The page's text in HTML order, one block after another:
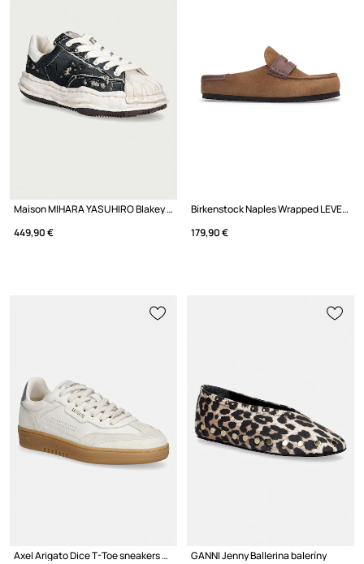
Maison MIHARA YASUHIRO Blakey tenisky nízke
449,90 €
Birkenstock Naples Wrapped LEVE/LEOI šľapky mules dámske kožené
179,90 €
Axel Arigato Dice T-Toe sneakers dámske kožené
GANNI Jenny Ballerina baleríny